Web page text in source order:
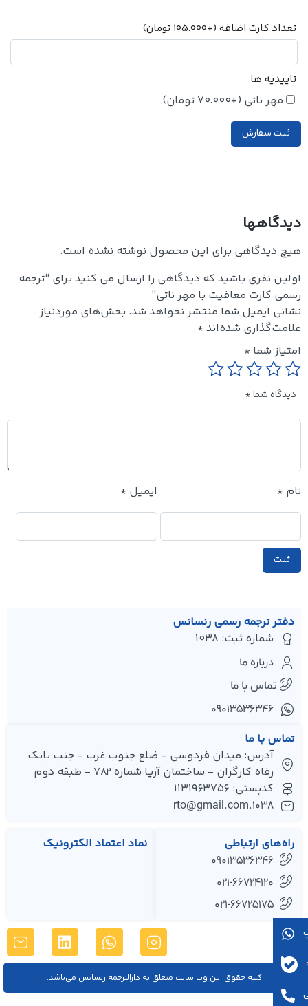
تعداد کارت اضافه (+
105.000 تومان)
تاییدیه ها
مهر ناتی (+
70.000 تومان)
ثبت سفارش
دیدگاهها
هیچ دیدگاهی برای این محصول نوشته نشده است.
اولین نفری باشید که دیدگاهی را ارسال می کنید برای “ترجمه
رسمی کارت معافیت با مهر ناتی”
نشانی ایمیل شما منتشر نخواهد شد. بخش‌های موردنیاز
علامت‌گذاری شده‌اند *
امتیاز شما *
دیدگاه شما*
نام * ایمیل *
دفتر ترجمه رسمی رنسانس
شماره ثبت: 1038
درباره ما
تماس با ما
۰۹۰۱۳۵۳۶۳۴۶
تماس با ما
آدرس: میدان فردوسی - ضلع جنوب غرب - جنب بانک
رفاه کارگران - ساختمان آریا شماره 782 - طبقه دوم
کدپستی: 1131963756
1038.rto@gmail.com
راه‌های ارتباطی
09013536346
021-66724120
021-66725175
نماد اعتماد الکترونیک
کليه حقوق اين وب سایت متعلق به دارالترجمه رنسانس می‌باشد.